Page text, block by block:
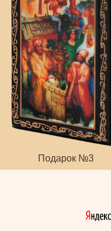
Подарок №3